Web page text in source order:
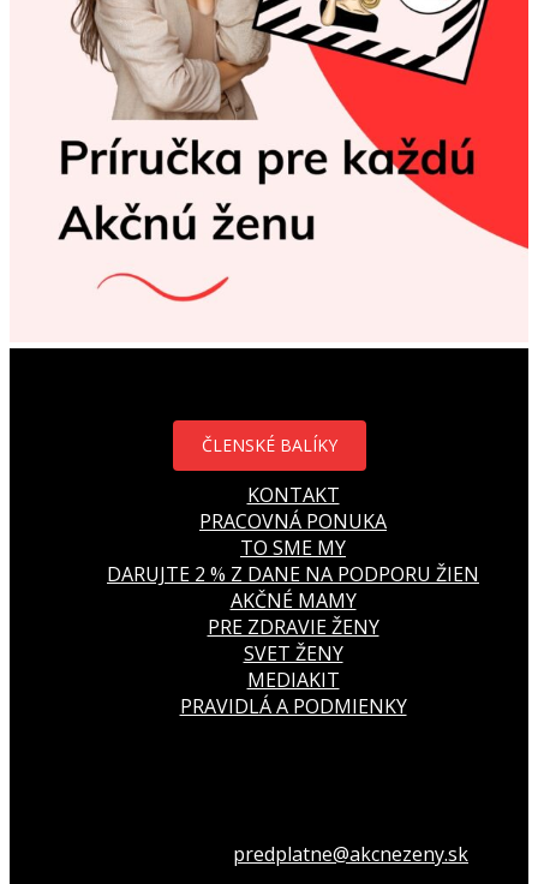
ČLENSKÉ BALÍKY
KONTAKT
PRACOVNÁ PONUKA
TO SME MY
DARUJTE 2 % Z DANE NA PODPORU ŽIEN
AKČNÉ MAMY
PRE ZDRAVIE ŽENY
SVET ŽENY
MEDIAKIT
PRAVIDLÁ A PODMIENKY
predplatne@akcnezeny.sk